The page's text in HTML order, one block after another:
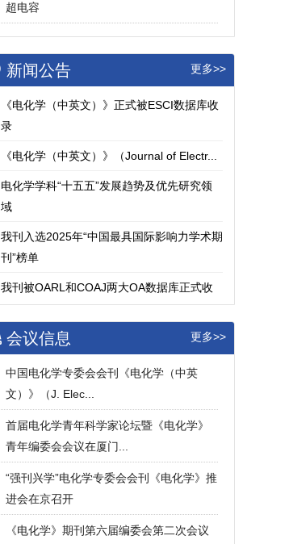
超电容
新闻公告 更多>>
《电化学（中英文）》正式被ESCI数据库收
录
《电化学（中英文）》（Journal of Electr...
电化学学科“十五五”发展趋势及优先研究领
域
我刊入选2025年“中国最具国际影响力学术期
刊”榜单
我刊被OARL和COAJ两大OA数据库正式收
录！
第六届电化学期刊优秀论文奖评奖结果
J. Electrochem.首次进入SJR期刊排名Q1...
对电化学专委会会刊J. Electrochem.的贡献
将...
《电化学（中英文）》入选《科技期刊世界
影响力指数（WJC...
《电化学（中英文）》入选2024年“中国国际
会议信息 更多>>
中国电化学专委会会刊《电化学（中英
文）》（J. Elec...
首届电化学青年科学家论坛暨《电化学》
青年编委会会议在厦门...
“强刊兴学”电化学专委会会刊《电化学》推
进会在京召开
《电化学》期刊第六届编委会第二次会议